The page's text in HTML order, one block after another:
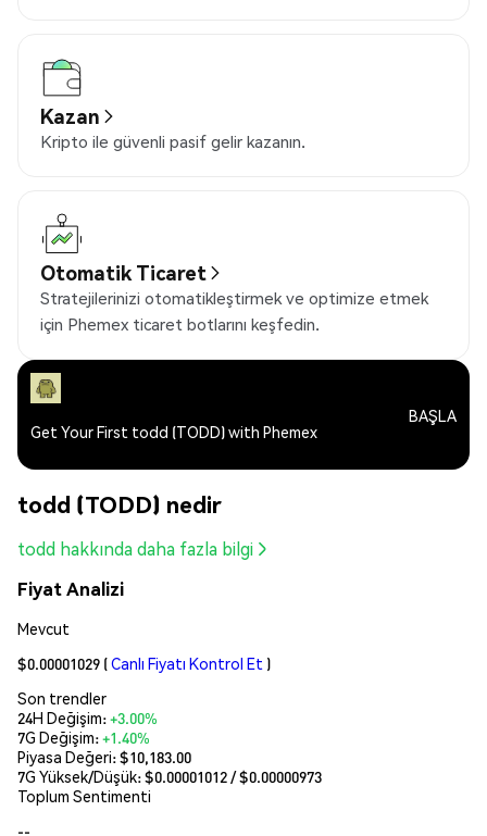
Kazan
Kripto ile güvenli pasif gelir kazanın.
Otomatik Ticaret
Stratejilerinizi otomatikleştirmek ve optimize etmek
için Phemex ticaret botlarını keşfedin.
Get Your First todd (TODD) with Phemex
BAŞLA
todd (TODD) nedir
todd hakkında daha fazla bilgi
Fiyat Analizi
Mevcut
$0.00001029 (Canlı Fiyatı Kontrol Et )
Son trendler
24H Değişim:+3.00%
7G Değişim:+1.40%
Piyasa Değeri:$10,183.00
7G Yüksek/Düşük: $0.00001012/ $0.00000973
Toplum Sentimenti
--